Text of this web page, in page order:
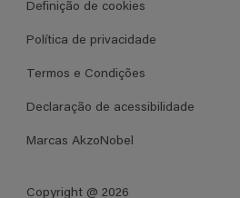
Definição de cookies
Política de privacidade
Termos e Condições
Declaração de acessibilidade
Marcas AkzoNobel
Copyright @ 2026